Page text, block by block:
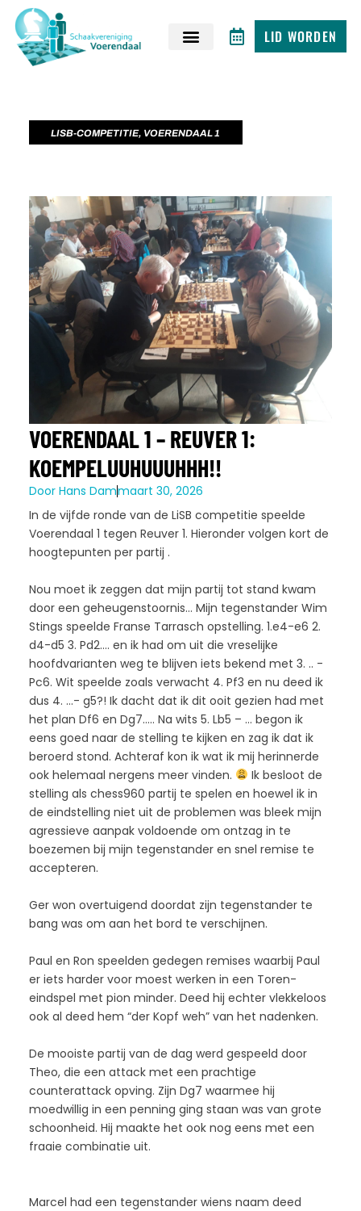
LID WORDEN
LISB-COMPETITIE, VOERENDAAL 1
VOERENDAAL 1 – REUVER 1:
KOEMPELUUHUUUHHH!!
DoorHans Dammaart 30, 2026
In de vijfde ronde van de LiSB competitie speelde
Voerendaal 1 tegen Reuver 1. Hieronder volgen kort de
hoogtepunten per partij .
Nou moet ik zeggen dat mijn partij tot stand kwam
door een geheugenstoornis… Mijn tegenstander Wim
Stings speelde Franse Tarrasch opstelling. 1.e4-e6 2.
d4-d5 3. Pd2…. en ik had om uit die vreselijke
hoofdvarianten weg te blijven iets bekend met 3. .. -
Pc6. Wit speelde zoals verwacht 4. Pf3 en nu deed ik
dus 4. …- g5?! Ik dacht dat ik dit ooit gezien had met
het plan Df6 en Dg7….. Na wits 5. Lb5 – … begon ik
eens goed naar de stelling te kijken en zag ik dat ik
beroerd stond. Achteraf kon ik wat ik mij herinnerde
ook helemaal nergens meer vinden.
Ik besloot de
stelling als chess960 partij te spelen en hoewel ik in
de eindstelling niet uit de problemen was bleek mijn
agressieve aanpak voldoende om ontzag in te
boezemen bij mijn tegenstander en snel remise te
accepteren.
Ger won overtuigend doordat zijn tegenstander te
bang was om aan het bord te verschijnen.
Paul en Ron speelden gedegen remises waarbij Paul
er iets harder voor moest werken in een Toren-
eindspel met pion minder. Deed hij echter vlekkeloos
ook al deed hem “der Kopf weh” van het nadenken.
De mooiste partij van de dag werd gespeeld door
Theo, die een attack met een prachtige
counterattack opving. Zijn Dg7 waarmee hij
moedwillig in een penning ging staan was van grote
schoonheid. Hij maakte het ook nog eens met een
fraaie combinatie uit.
Marcel had een tegenstander wiens naam deed